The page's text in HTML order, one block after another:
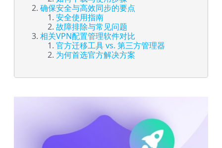
确保安全与高效同步的要点
安全使用指南
故障排除与常见问题
相关VPN配置管理软件对比
官方迁移工具 vs. 第三方管理器
为何首选官方解决方案